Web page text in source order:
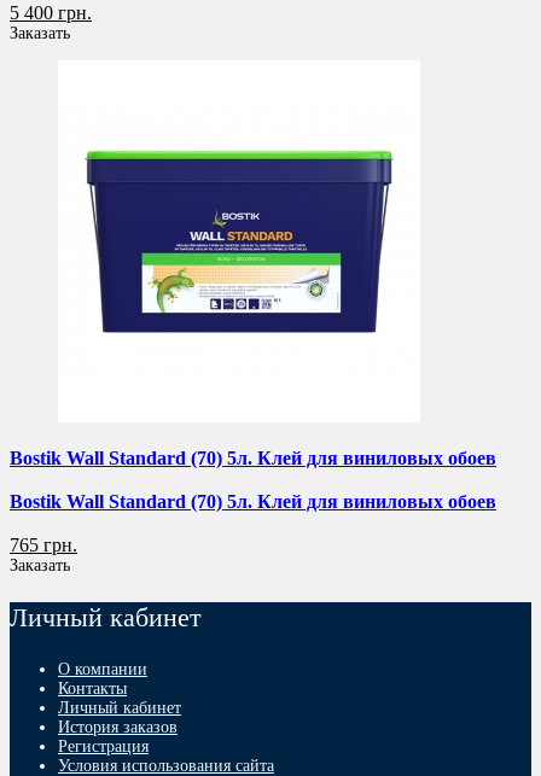
5 400 грн.
Заказать
Bostik Wall Standard (70) 5л. Клей для виниловых обоев
Bostik Wall Standard (70) 5л. Клей для виниловых обоев
765 грн.
Заказать
Личный кабинет
О компании
Контакты
Личный кабинет
История заказов
Регистрация
Условия использования сайта